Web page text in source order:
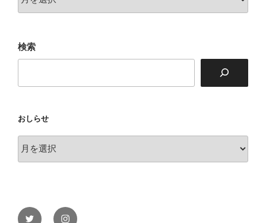
ス
検索
おしらせ
お
Twitter Instagram